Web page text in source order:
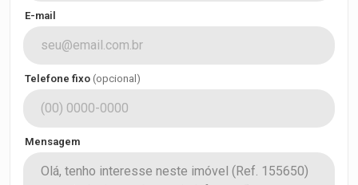
E-mail
Telefone fixo (opcional)
Mensagem